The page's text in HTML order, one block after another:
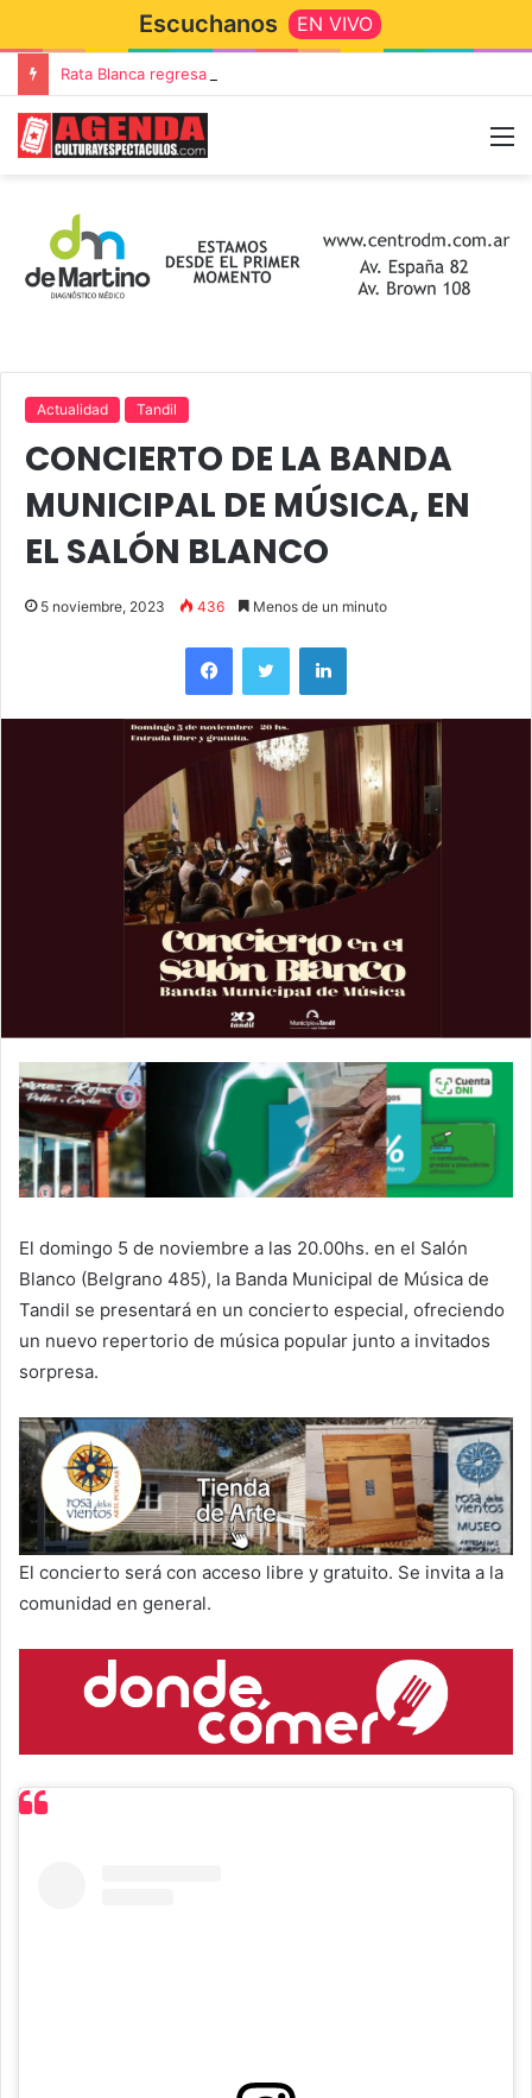
Escuchanos EN VIVO
Actualidad Tandil
CONCIERTO DE LA BANDA
MUNICIPAL DE MÚSICA, EN
EL SALÓN BLANCO
5 noviembre, 2023 436 Menos de un minuto
El domingo 5 de noviembre a las 20.00hs. en el Salón
Blanco (Belgrano 485), la Banda Municipal de Música de
Tandil se presentará en un concierto especial, ofreciendo
un nuevo repertorio de música popular junto a invitados
sorpresa.
El concierto será con acceso libre y gratuito. Se invita a la
comunidad en general.